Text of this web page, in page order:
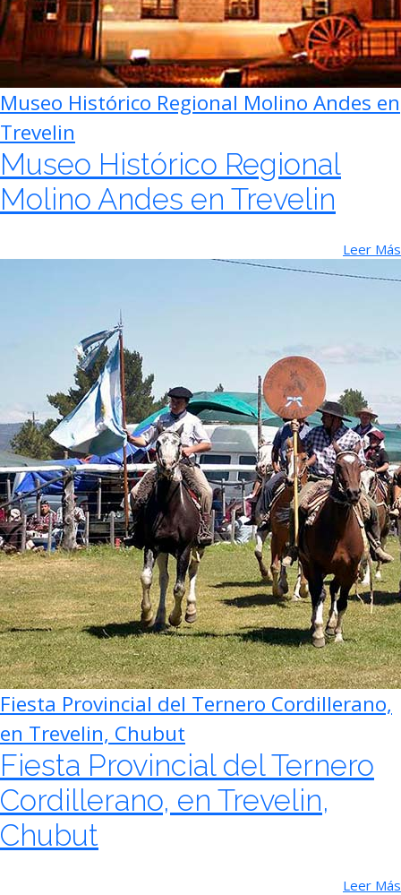
Museo Histórico Regional Molino Andes en
Trevelin
Museo Histórico Regional
Molino Andes en Trevelin
Leer Más
Fiesta Provincial del Ternero Cordillerano,
en Trevelin, Chubut
Fiesta Provincial del Ternero
Cordillerano, en Trevelin,
Chubut
Leer Más